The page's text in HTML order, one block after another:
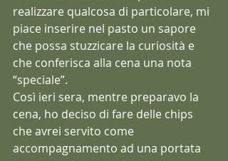
realizzare qualcosa di particolare, mi
piace inserire nel pasto un sapore
che possa stuzzicare la curiosità e
che conferisca alla cena una nota
“speciale”.
Così ieri sera, mentre preparavo la
cena, ho deciso di fare delle chips
che avrei servito come
accompagnamento ad una portata